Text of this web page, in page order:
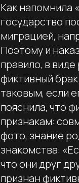
Как напомнила
государство
миграцией,
Поэтому и
правило, в
фиктивный
таковым, если
пояснила, что
признакам:
фото, знание
знакомства:
что они друг
признан